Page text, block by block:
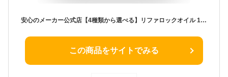
安心のメーカー公式店【4種類から選べる】リファロックオイル 100ml ロックオイルブルーム ロックオイルライト ブルームライト キープ スタイリング剤 ヘアオイル ツヤ ギフト プレゼント ReFa LOCK OIL ダメージ補修 香り フローラル ホワイトデー 母の日 MTG
この商品をサイトでみる